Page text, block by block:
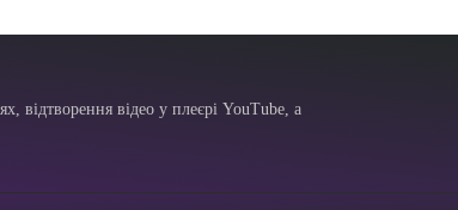
відтворення відео у плеєрі YouTube, а